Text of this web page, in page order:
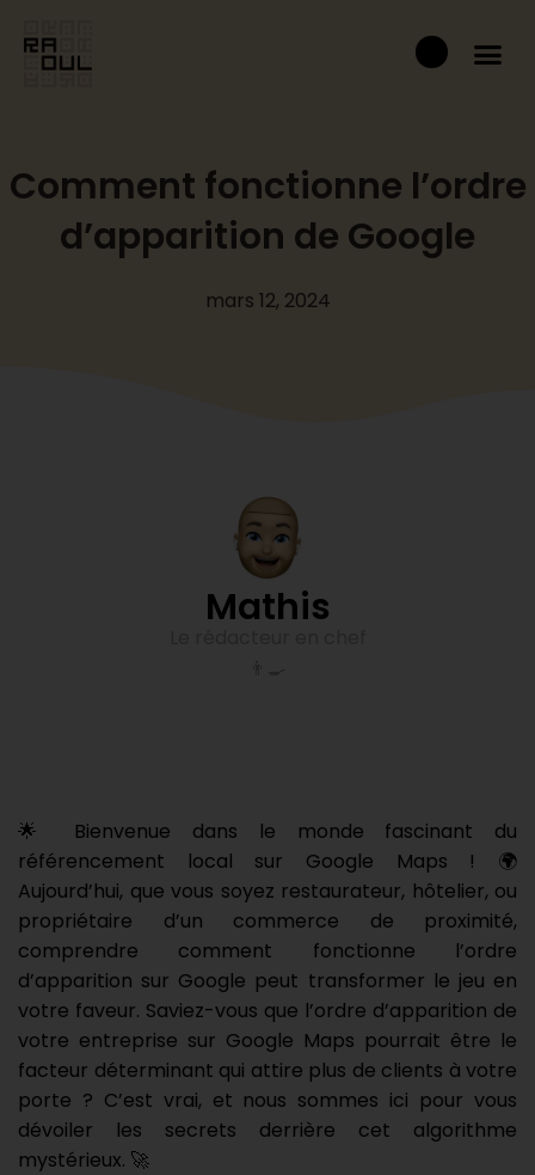
contenu
Panier
Comment fonctionne l’ordre
d’apparition de Google
mars 12, 2024
Mathis
🌟 Bienvenue dans le monde fascinant du
référencement local sur Google Maps ! 🌍
Aujourd’hui, que vous soyez restaurateur, hôtelier, ou
propriétaire d’un commerce de proximité,
comprendre comment fonctionne l’ordre
d’apparition sur Google peut transformer le jeu en
votre faveur. Saviez-vous que l’ordre d’apparition de
votre entreprise sur Google Maps pourrait être le
facteur déterminant qui attire plus de clients à votre
porte ? C’est vrai, et nous sommes ici pour vous
dévoiler les secrets derrière cet algorithme
mystérieux. 🚀